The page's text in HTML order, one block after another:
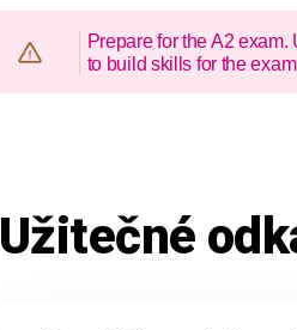
Prepare for the A2 exam.
to build skills for the
Užitečné